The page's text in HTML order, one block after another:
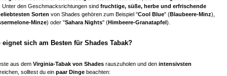
Unter den Geschmacksrichtungen sind fruchtige, süße, herbe und erfrischende
Sorten von Shades gehören zum Beispiel "Cool Blue" (Blaubeere-Minz),
Minze) oder "Sahara Nights" (Himbeere-Granatapfel).
eignet sich am Besten für Shades Tabak?
aus dem Virginia-Tabak von Shades rauszuholen und den intensivsten
solltest du ein paar Dinge beachten: